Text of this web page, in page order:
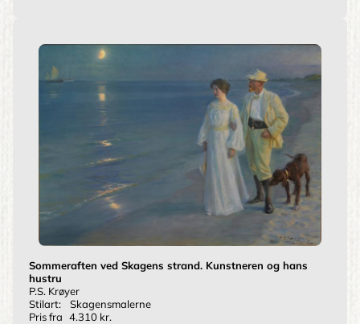
Sommeraften ved Skagens strand. Kunstneren og hans
hustru
P.S. Krøyer
Stilart:
Skagensmalerne
Pris fra 4.310 kr.